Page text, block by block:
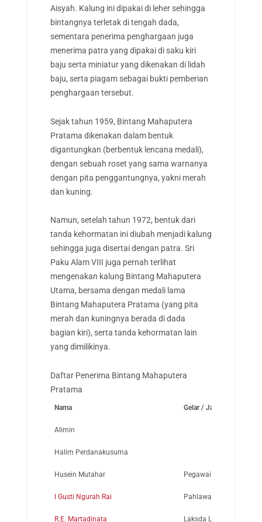
Aisyah. Kalung ini dipakai di leher sehingga
bintangnya terletak di tengah dada,
sementara penerima penghargaan juga
menerima patra yang dipakai di saku kiri
baju serta miniatur yang dikenakan di lidah
baju, serta piagam sebagai bukti pemberian
penghargaan tersebut.
Sejak tahun 1959, Bintang Mahaputera
Pratama dikenakan dalam bentuk
digantungkan (berbentuk lencana medali),
dengan sebuah roset yang sama warnanya
dengan pita penggantungnya, yakni merah
dan kuning.
Namun, setelah tahun 1972, bentuk dari
tanda kehormatan ini diubah menjadi kalung
sehingga juga disertai dengan patra. Sri
Paku Alam VIII juga pernah terlihat
mengenakan kalung Bintang Mahaputera
Utama, bersama dengan medali lama
Bintang Mahaputera Pratama (yang pita
merah dan kuningnya berada di dada
bagian kiri), serta tanda kehormatan lain
yang dimilikinya.
Daftar Penerima Bintang Mahaputera
Pratama
Nama Gelar / Jabatan
Alimin
Halim Perdanakusuma
Husein Mutahar Pegawai Deplu
I Gusti Ngurah Rai Pahlawan Nasional
R.E. Martadinata Laksda Laut Nrp.36/P/